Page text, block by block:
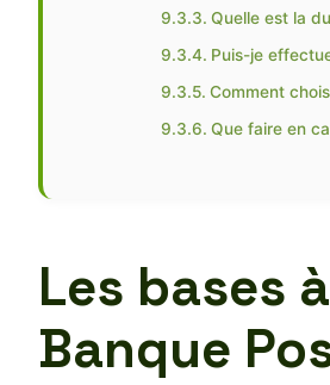
Quelle est la
Puis-je
Comment
Que faire en
Les bases
Banque